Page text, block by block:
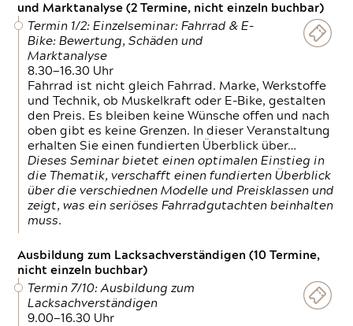
und Marktanalyse (2 Termine, nicht einzeln buchbar)
Termin 1/2: Einzelseminar: Fahrrad & E-
Bike: Bewertung, Schäden und
Marktanalyse
8.30—16.30 Uhr
Fahrrad ist nicht gleich Fahrrad. Marke, Werkstoffe
und Technik, ob Muskelkraft oder E-Bike, gestalten
den Preis. Es bleiben keine Wünsche offen und nach
oben gibt es keine Grenzen. In dieser Veranstaltung
erhalten Sie einen fundierten Überblick über…
Dieses Seminar bietet einen optimalen Einstieg in
die Thematik, verschafft einen fundierten Überblick
über die verschiednen Modelle und Preisklassen und
zeigt, was ein seriöses Fahrradgutachten beinhalten
muss.
Ausbildung zum Lacksachverständigen (10 Termine,
nicht einzeln buchbar)
Termin 7/10: Ausbildung zum
Lacksachverständigen
9.00—16.30 Uhr